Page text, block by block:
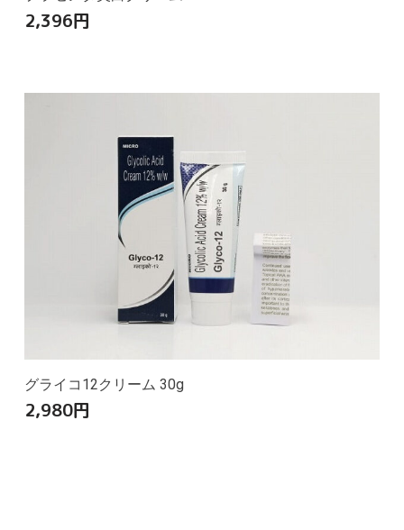
2,396円
グライコ12クリーム 30g
2,980円